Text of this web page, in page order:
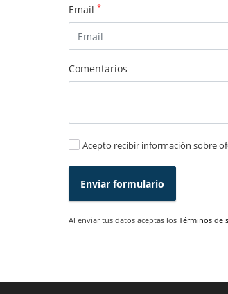
Email *
Comentarios
Acepto recibir información sobre
Enviar formulario
Al enviar tus datos aceptas los Términos de